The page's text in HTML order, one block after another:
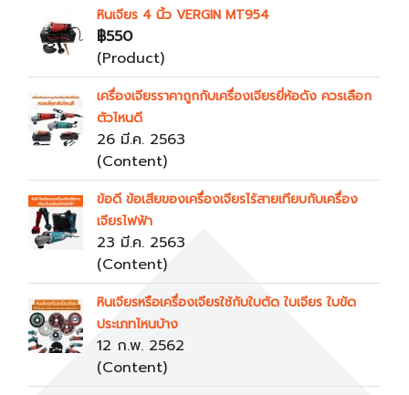
หินเจียร 4 นิ้ว VERGIN MT954
฿550
(Product)
เครื่องเจียรราคาถูกกับเครื่องเจียรยี่ห้อดัง ควรเลือก
ตัวไหนดี
26 มี.ค. 2563
(Content)
ข้อดี ข้อเสียของเครื่องเจียรไร้สายเทียบกับเครื่อง
เจียรไฟฟ้า
23 มี.ค. 2563
(Content)
หินเจียรหรือเครื่องเจียรใช้กับใบตัด ใบเจียร ใบขัด
ประเภทไหนบ้าง
12 ก.พ. 2562
(Content)